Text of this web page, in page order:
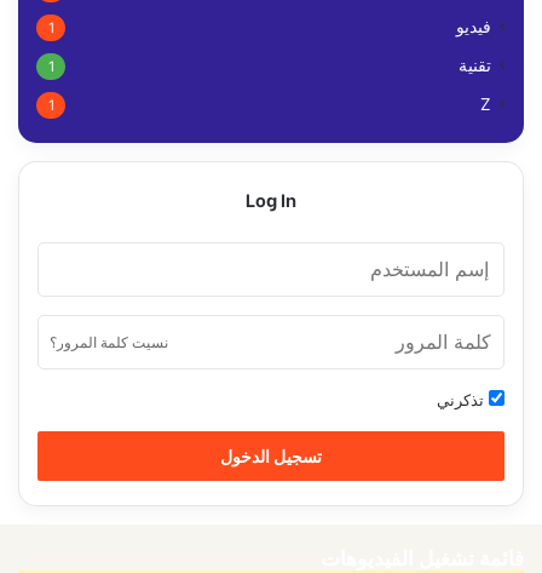
فيديو 1
تقنية 1
Z
1
Log In
نسيت كلمة المرور؟
تذكرني
تسجيل الدخول